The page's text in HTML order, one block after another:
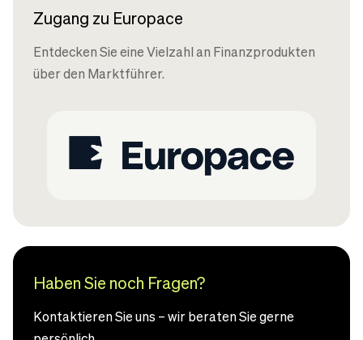
Zugang zu Europace
Entdecken Sie eine Vielzahl an Finanzprodukten
über den Marktführer.
Haben Sie noch Fragen?
Kontaktieren Sie uns – wir beraten Sie gerne